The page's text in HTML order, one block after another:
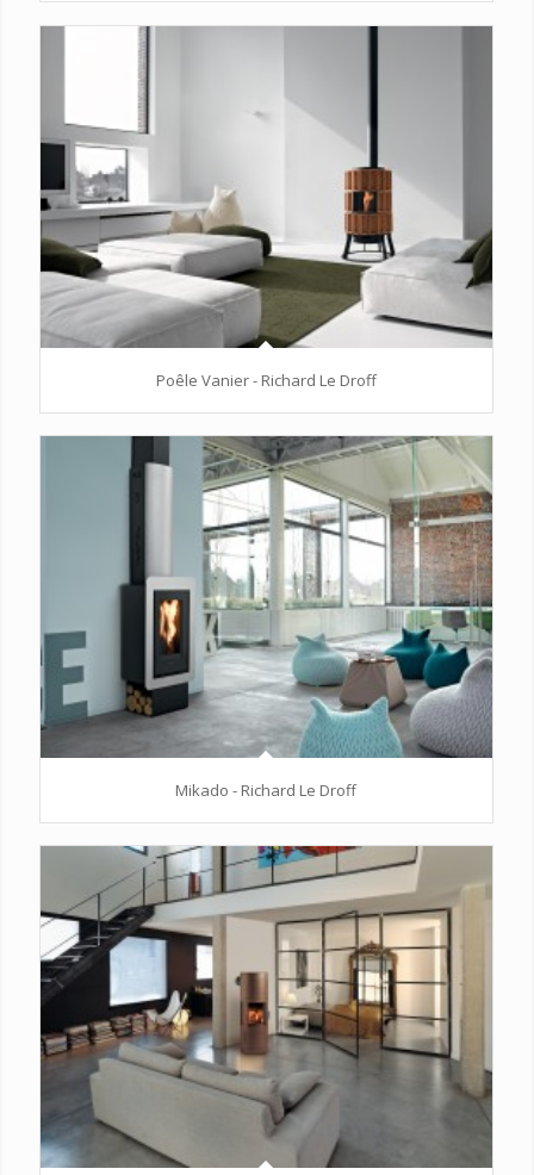
Poêle Vanier - Richard Le Droff
Mikado - Richard Le Droff